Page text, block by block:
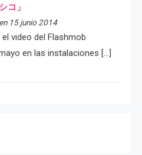
シコ」
en 15 junio 2014
video del Flashmob
en las instalaciones […]